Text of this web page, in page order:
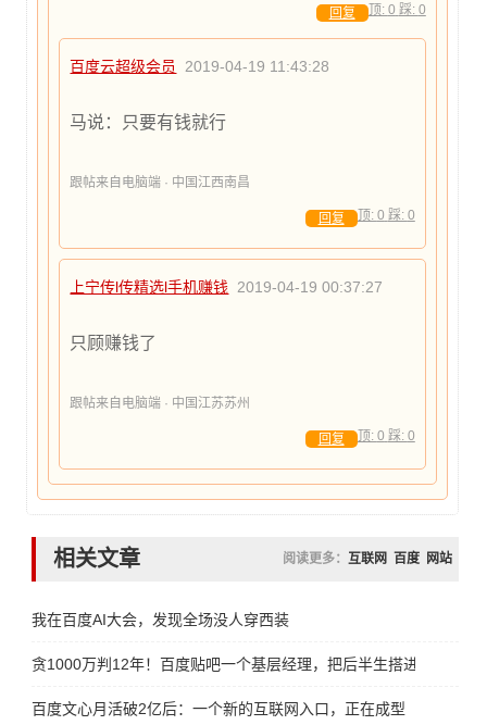
顶: 0 踩: 0
回复
百度云超级会员 2019-04-19 11:43:28
马说：只要有钱就行
跟帖来自电脑端 · 中国江西南昌
顶: 0 踩: 0
回复
上宁传l传精选l手机赚钱 2019-04-19 00:37:27
只顾赚钱了
跟帖来自电脑端 · 中国江苏苏州
顶: 0 踩: 0
回复
相关文章 阅读更多： 互联网 百度 网站
我在百度AI大会，发现全场没人穿西装
贪1000万判12年！百度贴吧一个基层经理，把后半生搭进去了
百度文心月活破2亿后：一个新的互联网入口，正在成型